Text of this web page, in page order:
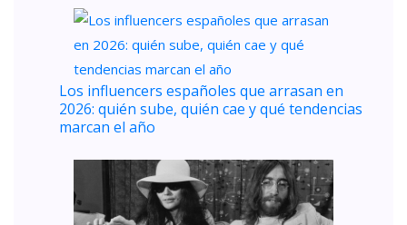
Los influencers españoles que arrasan en
2026: quién sube, quién cae y qué tendencias
marcan el año